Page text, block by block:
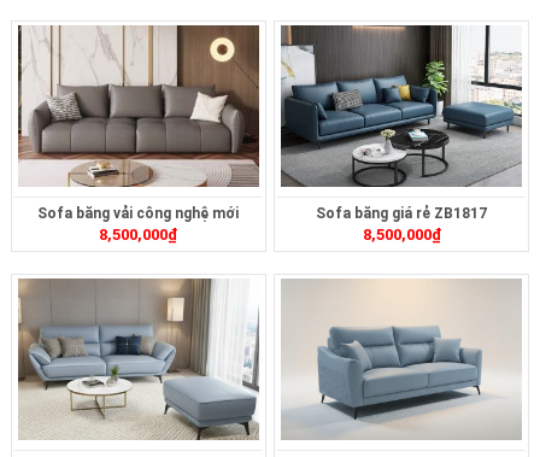
Sofa băng vải công nghệ mới
ZB461
8,500,000₫
Sofa băng giá rẻ ZB1817
8,500,000₫